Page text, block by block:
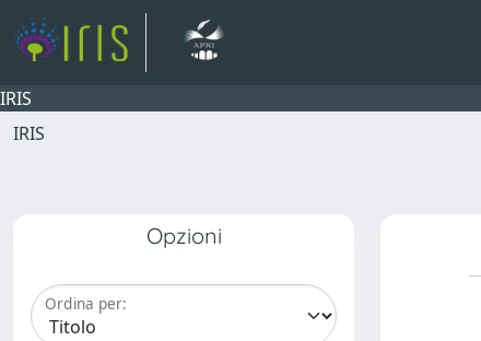
IRIS
IRIS
Opzioni
Ordina per: